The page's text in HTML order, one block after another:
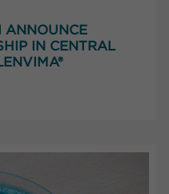
ANNOUNCE
IN CENTRAL